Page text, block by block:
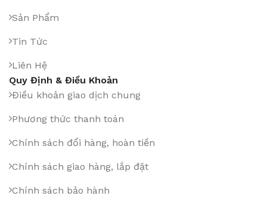
Sản Phẩm
Tin Tức
Liên Hệ
Quy Định & Điều Khoản
Điều khoản giao dịch chung
Phương thức thanh toán
Chính sách đổi hàng, hoàn tiền
Chính sách giao hàng, lắp đặt
Chính sách bảo hành